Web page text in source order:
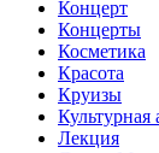
Концерт
Концерты
Косметика
Красота
Круизы
Культурная
Лекция